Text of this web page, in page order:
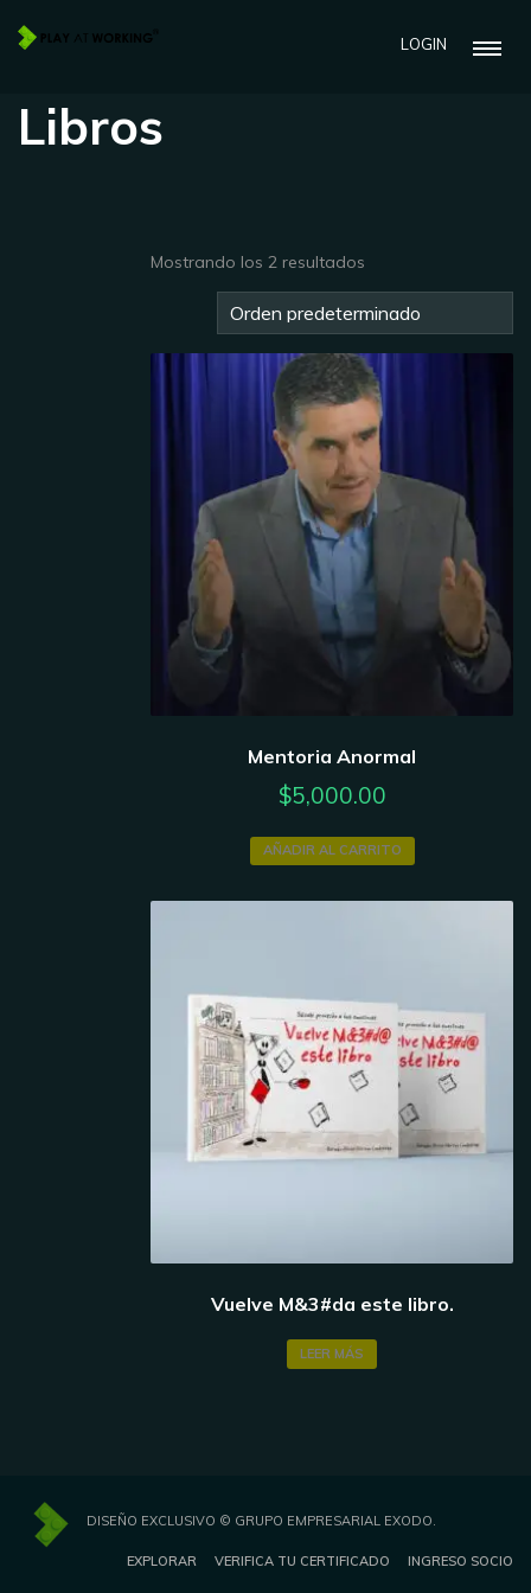
LOGIN
Libros
Mostrando los 2 resultados
Mentoria Anormal
$5,000.00
AÑADIR AL CARRITO
Vuelve M&3#da este libro.
LEER MÁS
DISEÑO EXCLUSIVO © GRUPO EMPRESARIAL EXODO.
EXPLORAR VERIFICA TU CERTIFICADO INGRESO SOCIO